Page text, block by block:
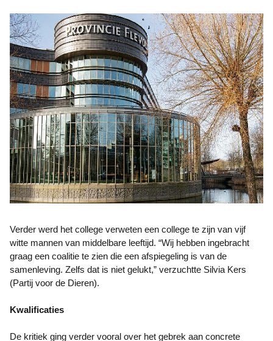
Verder werd het college verweten een college te zijn van vijf
witte mannen van middelbare leeftijd. “Wij hebben ingebracht
graag een coalitie te zien die een afspiegeling is van de
samenleving. Zelfs dat is niet gelukt,” verzuchtte Silvia Kers
(Partij voor de Dieren).
Kwalificaties
De kritiek ging verder vooral over het gebrek aan concrete